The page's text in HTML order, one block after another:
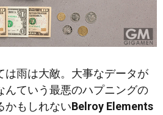
は雨は大敵。大事なデータが
んていう最悪のハプニングの
かもしれないBelroy Elements